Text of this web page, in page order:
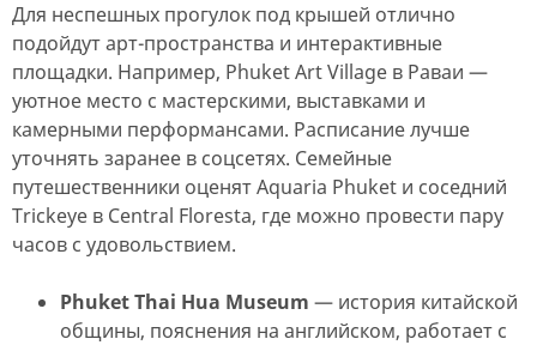
Для неспешных прогулок под крышей отлично
подойдут арт-пространства и интерактивные
площадки. Например, Phuket Art Village в Раваи —
уютное место с мастерскими, выставками и
камерными перформансами. Расписание лучше
уточнять заранее в соцсетях. Семейные
путешественники оценят Aquaria Phuket и соседний
Trickeye в Central Floresta, где можно провести пару
часов с удовольствием.
Phuket Thai Hua Museum — история китайской
общины, пояснения на английском, работает с